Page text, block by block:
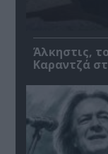
Άλκηστις,
Καραντζά